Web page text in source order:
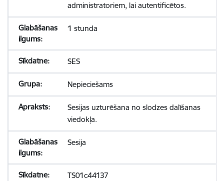
administratoriem, lai autentificētos.
1 stunda
SES
Nepieciešams
Sesijas uzturēšana no slodzes dalīšanas
viedokļa.
Sesija
TS01c44137